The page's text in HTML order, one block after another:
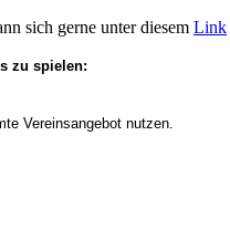
sich gerne unter diesem Link
zu spielen:
Vereinsangebot nutzen.